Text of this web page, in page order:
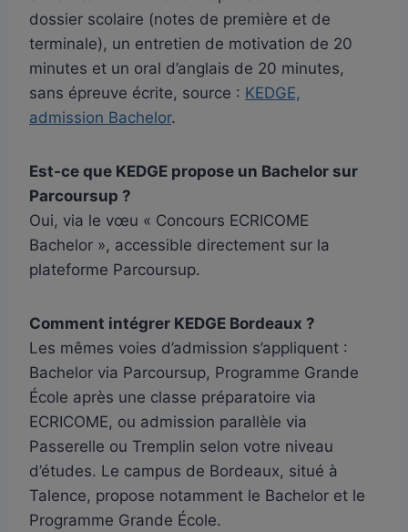
dossier scolaire (notes de première et de
terminale), un entretien de motivation de 20
minutes et un oral d’anglais de 20 minutes,
sans épreuve écrite, source : KEDGE,
admission Bachelor.
Est-ce que KEDGE propose un Bachelor sur
Parcoursup ?
Oui, via le vœu « Concours ECRICOME
Bachelor », accessible directement sur la
plateforme Parcoursup.
Comment intégrer KEDGE Bordeaux ?
Les mêmes voies d’admission s’appliquent :
Bachelor via Parcoursup, Programme Grande
École après une classe préparatoire via
ECRICOME, ou admission parallèle via
Passerelle ou Tremplin selon votre niveau
d’études. Le campus de Bordeaux, situé à
Talence, propose notamment le Bachelor et le
Programme Grande École.